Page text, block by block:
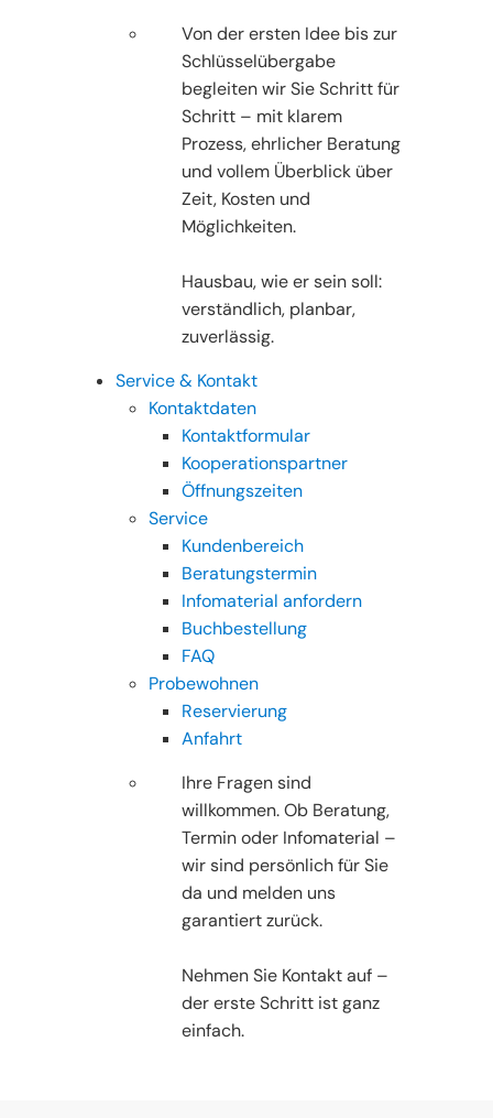
Von der ersten Idee bis zur
Schlüsselübergabe
begleiten wir Sie Schritt für
Schritt – mit klarem
Prozess, ehrlicher Beratung
und vollem Überblick über
Zeit, Kosten und
Möglichkeiten.
Hausbau, wie er sein soll:
verständlich, planbar,
zuverlässig.
Service & Kontakt
Kontaktdaten
Kontaktformular
Kooperationspartner
Öffnungszeiten
Service
Kundenbereich
Beratungstermin
Infomaterial anfordern
Buchbestellung
FAQ
Probewohnen
Reservierung
Anfahrt
Ihre Fragen sind
willkommen. Ob Beratung,
Termin oder Infomaterial –
wir sind persönlich für Sie
da und melden uns
garantiert zurück.
Nehmen Sie Kontakt auf –
der erste Schritt ist ganz
einfach.